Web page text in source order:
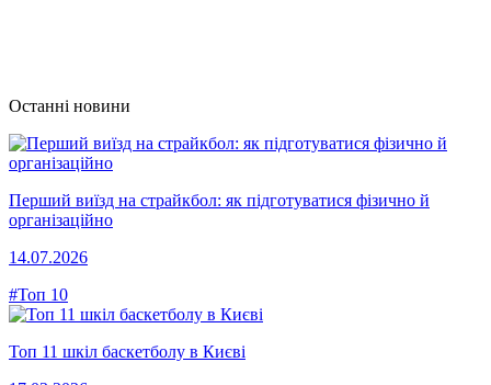
Останні новини
Перший виїзд на страйкбол: як підготуватися фізично й
організаційно
14.07.2026
#Топ 10
Топ 11 шкіл баскетболу в Києві